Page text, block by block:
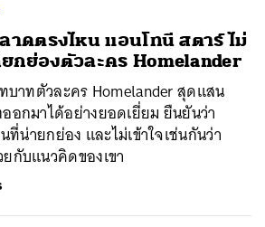
าดตรงไหน แอนโทนี สตาร์ ไม่
กย่องตัวละคร Homelander
าทตัวละคร Homelander สุดแสน
อกมาได้อย่างยอดเยี่ยม ยืนยันว่า
ที่น่ายกย่อง และไม่เข้าใจเช่นกันว่า
กับแนวคิดของเขา